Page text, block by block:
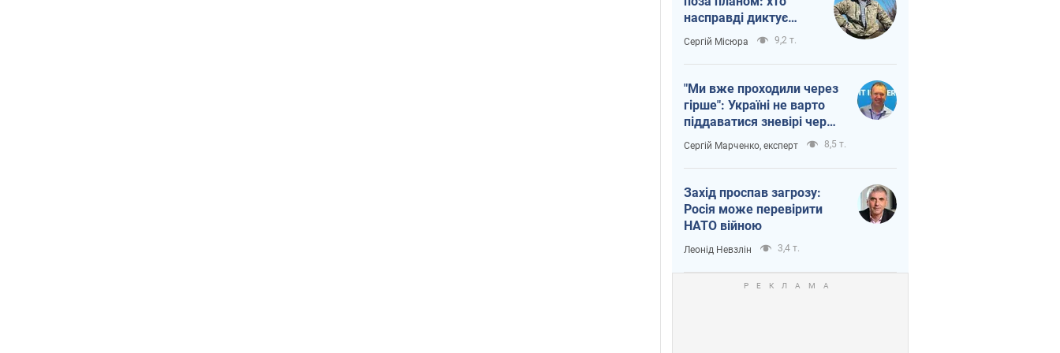
насправді диктує
темп війни
Сергій Місюра 9,2 т.
"Ми вже проходили через
гірше": Україні не варто
піддаватися зневірі через
ракетний терор
Сергій Марченко, експерт 8,5 т.
Захід проспав загрозу:
Росія може перевірити
НАТО війною
Леонід Невзлін 3,4 т.